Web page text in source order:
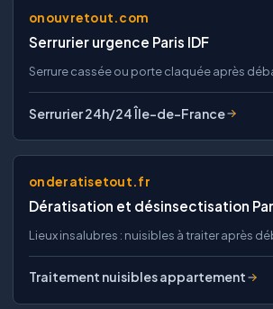
onouvretout.com
Serrurier urgence Paris IDF
Serrure cassée ou porte claquée après
Serrurier 24h/24 Île-de-France
onderatisetout.fr
Dératisation et désinsectisation
Lieux insalubres : nuisibles à traiter après
Traitement nuisibles appartement